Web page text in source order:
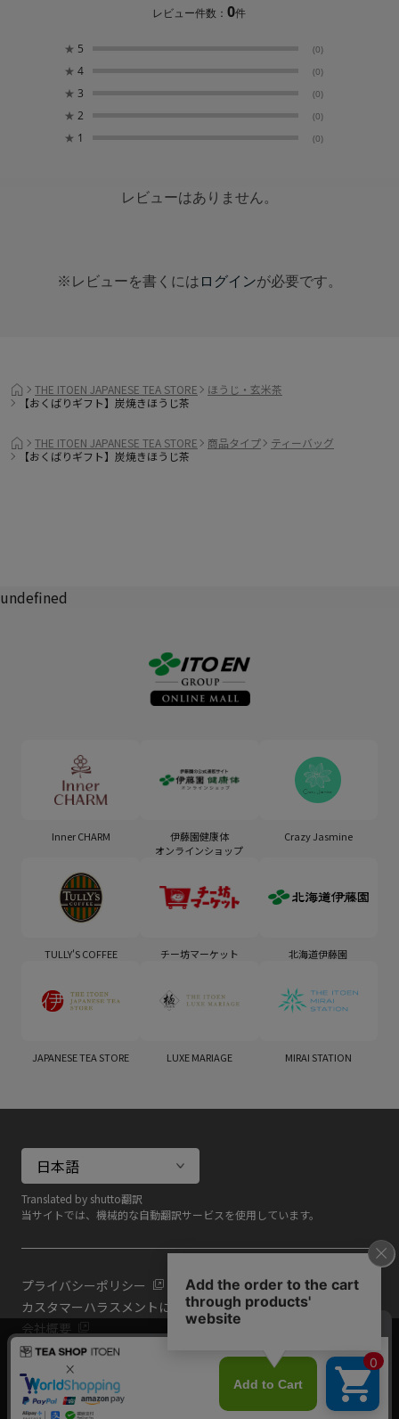
レビュー件数：0件
★ 5 (0)
★ 4 (0)
★ 3 (0)
★ 2 (0)
★ 1 (0)
レビューはありません。
※レビューを書くには ログインが必要です。
THE ITOEN JAPANESE TEA STORE
ほうじ・玄米茶
【おくばりギフト】炭焼きほうじ茶
THE ITOEN JAPANESE TEA STORE 商品タイプ
ティーバッグ
【おくばりギフト】炭焼きほうじ茶
undefined
Translated by shutto翻訳
当サイトでは、機械的な自動翻訳サービスを使用しています。
Inner CHARM
伊藤園健康体
オンラインショップ
Crazy Jasmine
TULLY'S COFFEE チー坊マーケット 北海道伊藤園
JAPANESE TEA STORE LUXE MARIAGE MIRAI STATION
プライバシーポリシー
カスタマーハラスメントに対する基本方針
会社概要
共通規約
よくある質問（共通）
当サイトでは利用体験の向上およびコンテンツの最適な提供、ト
ラフィックの分析を目的としてCookieを使用しています。
サイトの閲覧を継続された場合、Cookieの利用に同意したものと
いたします。